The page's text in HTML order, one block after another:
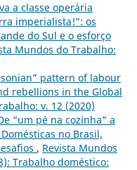
a classe operária
imperialista!”: os
do Sul e o esforço
Mundos do Trabalho:
pattern of labour
rebellions in the Global
v. 12 (2020)
“um pé na cozinha” a
no Brasil,
, Revista Mundos
Trabalho doméstico: